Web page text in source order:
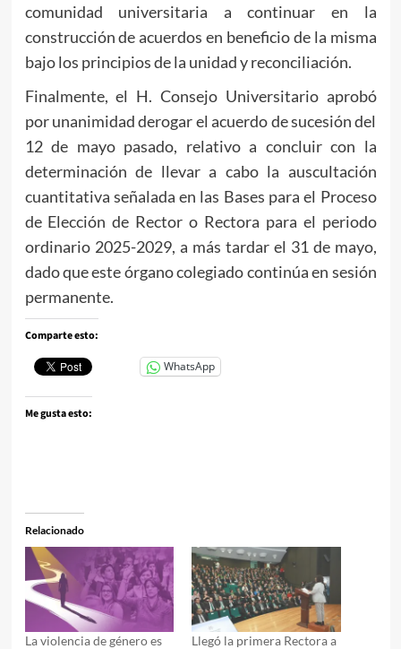
comunidad universitaria a continuar en la
construcción de acuerdos en beneficio de la misma
bajo los principios de la unidad y reconciliación.
Finalmente, el H. Consejo Universitario aprobó
por unanimidad derogar el acuerdo de sucesión del
12 de mayo pasado, relativo a concluir con la
determinación de llevar a cabo la auscultación
cuantitativa señalada en las Bases para el Proceso
de Elección de Rector o Rectora para el periodo
ordinario 2025-2029, a más tardar el 31 de mayo,
dado que este órgano colegiado continúa en sesión
permanente.
Comparte esto:
WhatsApp
Me gusta esto:
Relacionado
La violencia de género es
Llegó la primera Rectora a